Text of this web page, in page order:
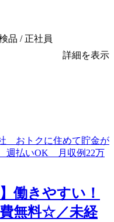
品 / 正社員
詳細を表示
働きやすい！
無料☆／未経